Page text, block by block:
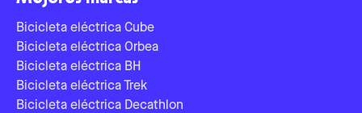
Bicicleta eléctrica Cube
Bicicleta eléctrica Orbea
Bicicleta eléctrica BH
Bicicleta eléctrica Trek
Bicicleta eléctrica Decathlon